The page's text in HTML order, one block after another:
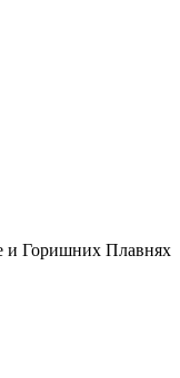
и Горишних Плавнях